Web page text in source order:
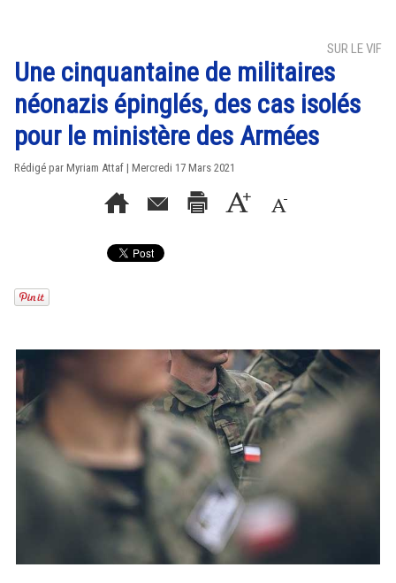
SUR LE VIF
Une cinquantaine de militaires
néonazis épinglés, des cas isolés
pour le ministère des Armées
Rédigé par Myriam Attaf | Mercredi 17 Mars 2021